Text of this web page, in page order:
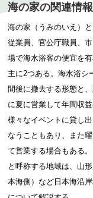
海の家の関連情報
海の家（うみのいえ）
従業員、官公庁職員、
場で海水浴客の便宜を
主に2つある。海水浴シ
間後に撤去する形態と
に夏に営業して年間収
様々なイベントに貸し
なうこともあり、また
て営業する場合もある
と呼称する地域は、山
本海側）など日本海沿